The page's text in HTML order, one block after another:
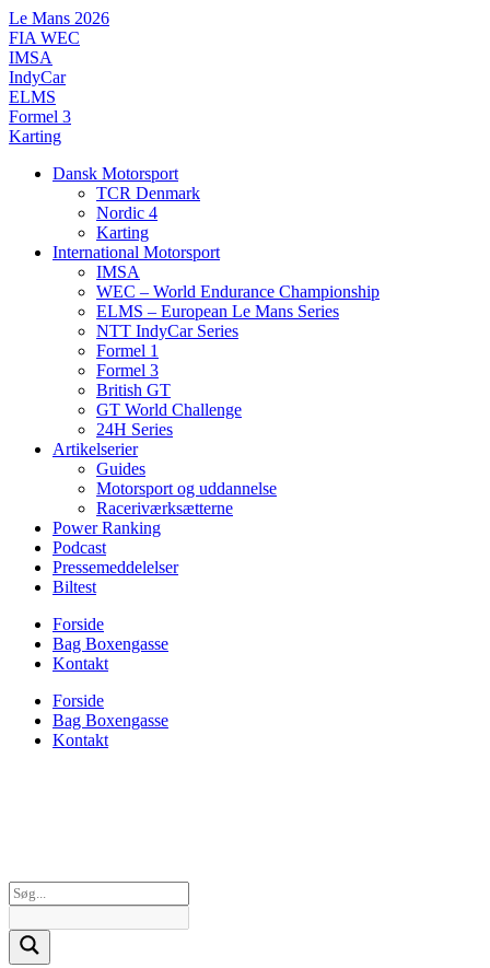
Videre
til
indhold
Le Mans 2026
FIA WEC
IMSA
IndyCar
ELMS
Formel 3
Karting
Dansk Motorsport
TCR Denmark
Nordic 4
Karting
International Motorsport
IMSA
WEC – World Endurance Championship
ELMS – European Le Mans Series
NTT IndyCar Series
Formel 1
Formel 3
British GT
GT World Challenge
24H Series
Artikelserier
Guides
Motorsport og uddannelse
Raceriværksætterne
Power Ranking
Podcast
Pressemeddelelser
Biltest
Forside
Bag Boxengasse
Kontakt
Forside
Bag Boxengasse
Kontakt